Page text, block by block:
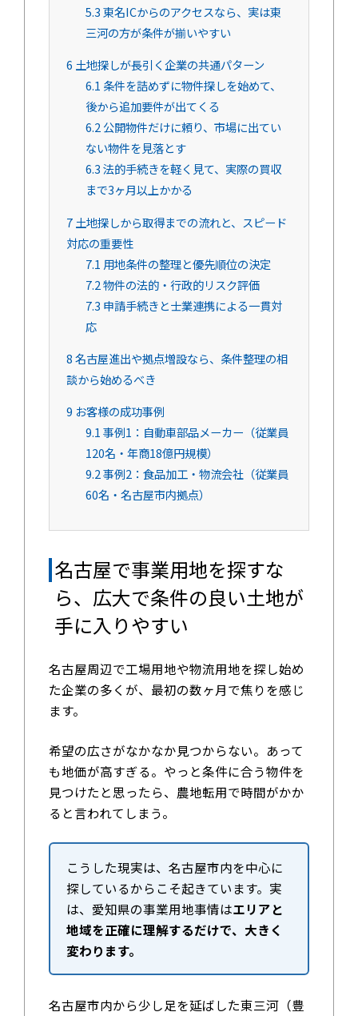
5.3東名ICからのアクセスなら、実は東
三河の方が条件が揃いやすい
6 土地探しが長引く企業の共通パターン
6.1 条件を詰めずに物件探しを始めて、
後から追加要件が出てくる
6.2公開物件だけに頼り、市場に出てい
ない物件を見落とす
6.3法的手続きを軽く見て、実際の買収
まで3ヶ月以上かかる
7 土地探しから取得までの流れと、スピード
対応の重要性
7.1 用地条件の整理と優先順位の決定
7.2物件の法的・行政的リスク評価
7.3 申請手続きと士業連携による一貫対
応
8名古屋進出や拠点増設なら、条件整理の相
談から始めるべき
9 お客様の成功事例
9.1事例1：自動車部品メーカー（従業員
120名・年商18億円規模）
9.2事例2：食品加工・物流会社（従業員
60名・名古屋市内拠点）
名古屋で事業用地を探すな
ら、広大で条件の良い土地が
手に入りやすい
名古屋周辺で工場用地や物流用地を探し始め
た企業の多くが、最初の数ヶ月で焦りを感じ
ます。
希望の広さがなかなか見つからない。あって
も地価が高すぎる。やっと条件に合う物件を
見つけたと思ったら、農地転用で時間がかか
ると言われてしまう。
こうした現実は、名古屋市内を中心に
探しているからこそ起きています。実
は、愛知県の事業用地事情はエリアと
地域を正確に理解するだけで、大きく
変わります。
名古屋市内から少し足を延ばした東三河（豊